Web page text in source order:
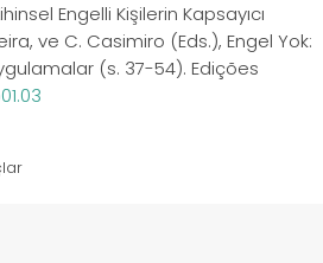
Engelli Kişilerin Kapsayıcı
ve C. Casimiro (Eds.), Engel Yok:
(s. 37-54). Edições